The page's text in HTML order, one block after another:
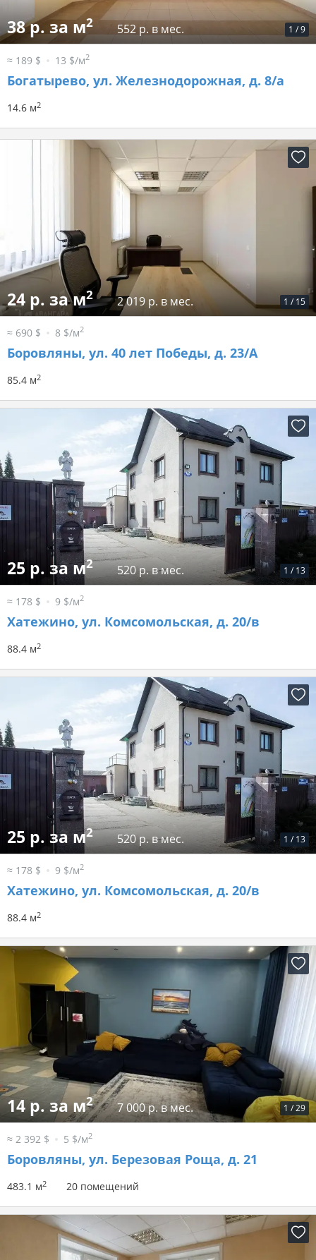
1 /9
38 р. за м2 552 р. в мес.
≈ 189 $ 13 $/м2
Богатырево, ул. Железнодорожная, д. 8/а
14.6 м2
1 / 15
24 р. за м2 2 019 р. в мес.
≈ 690 $ 8 $/м2
Боровляны, ул. 40 лет Победы, д. 23/А
85.4 м2
1 / 13
25 р. за м2 520 р. в мес.
≈ 178 $ 9 $/м2
Хатежино, ул. Комсомольская, д. 20/в
88.4 м2
1 / 13
25 р. за м2 520 р. в мес.
≈ 178 $ 9 $/м2
Хатежино, ул. Комсомольская, д. 20/в
88.4 м2
1 /29
14 р. за м2 7 000 р. в мес.
≈ 2 392 $ 5 $/м2
Боровляны, ул. Березовая Роща, д. 21
483.1 м2 20 помещений